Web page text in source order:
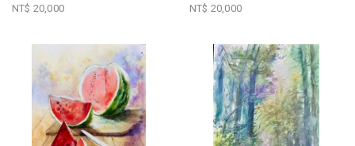
NT$ 20,000 NT$ 20,000